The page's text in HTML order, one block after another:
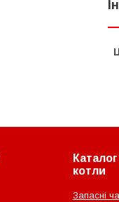
котли
Запасні